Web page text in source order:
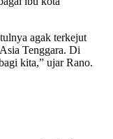
agak terkejut
Tenggara. Di
kita,” ujar Rano.